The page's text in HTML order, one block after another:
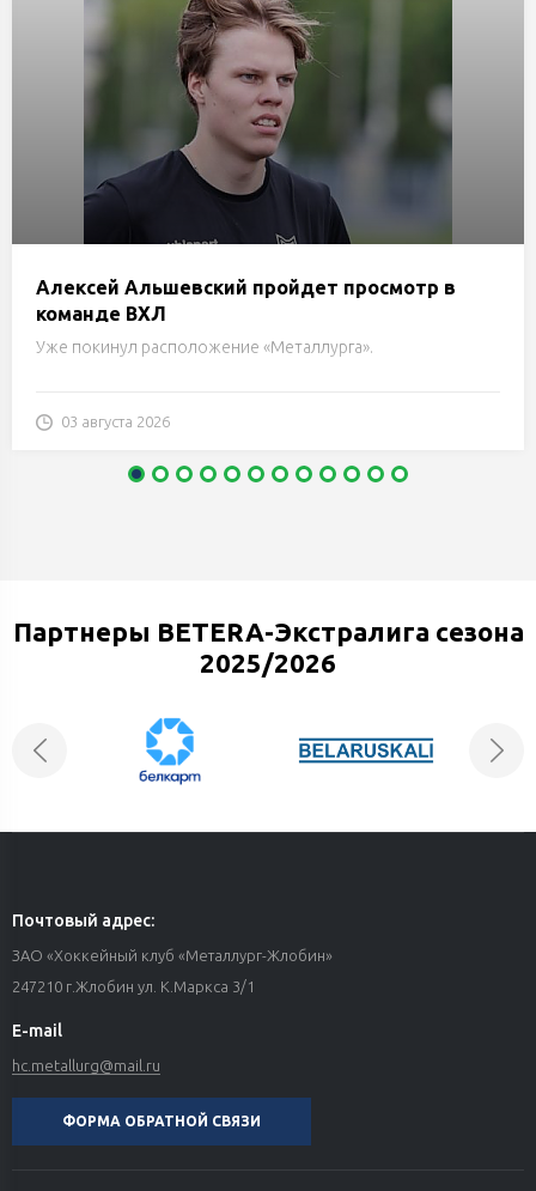
Алексей Альшевский пройдет просмотр в
команде ВХЛ
Уже покинул расположение «Металлурга».
03 августа 2026
Партнеры BETERA-Экстралига сезона
2025/2026
Почтовый адрес:
ЗАО «Хоккейный клуб «Металлург-Жлобин»
247210 г.Жлобин ул. К.Маркса 3/1
E-mail
hc.metallurg@mail.ru
ФОРМА ОБРАТНОЙ СВЯЗИ